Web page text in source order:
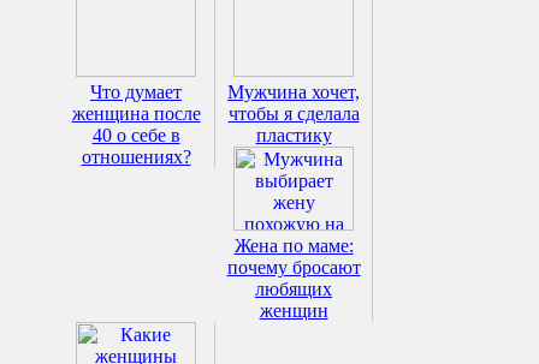
Что думает
женщина после
40 о себе в
отношениях?
Мужчина хочет,
чтобы я сделала
пластику
Жена по маме:
почему бросают
любящих
женщин